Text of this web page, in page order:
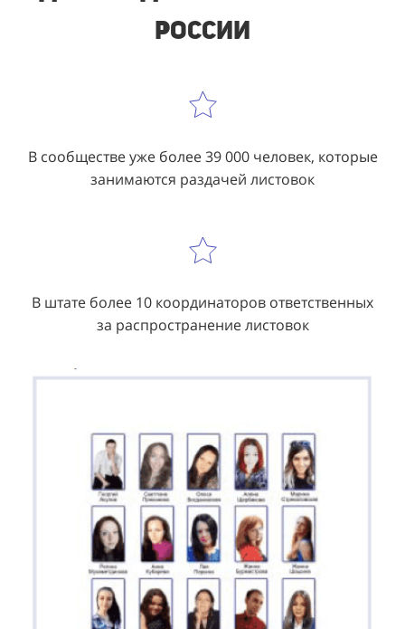
России
В сообществе уже более 39 000 человек, которые
занимаются раздачей листовок
В штате более 10 координаторов ответственных
за распространение листовок